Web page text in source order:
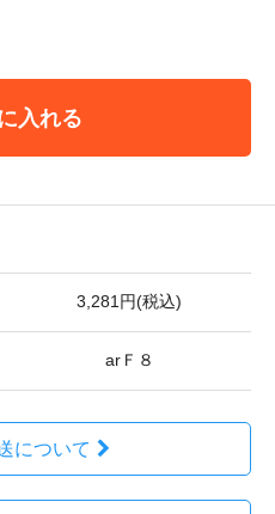
入れる
3,281円(税込)
arＦ８
について